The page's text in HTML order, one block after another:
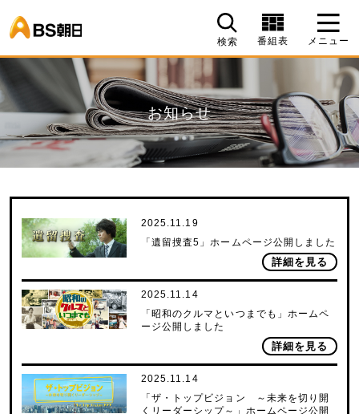
検索 番組表 メニュー
お知らせ
2025.11.19
「遺留捜査5」ホームページ公開しました
詳細を見る
2025.11.14
「昭和のクルマといつまでも」ホームペ
ージ公開しました
詳細を見る
2025.11.14
「ザ・トップビジョン ～未来を切り開
くリーダーシップ～」ホームページ公開